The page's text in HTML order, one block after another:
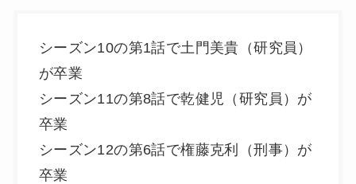
シーズン10の第1話で土門美貴（研究員）
が卒業
シーズン11の第8話で乾健児（研究員）が
卒業
シーズン12の第6話で権藤克利（刑事）が
卒業